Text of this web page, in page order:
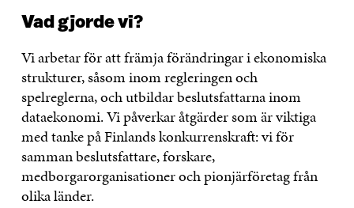
Vad gjorde vi?
Vi arbetar för att främja förändringar i ekonomiska
strukturer, såsom inom regleringen och
spelreglerna, och utbildar beslutsfattarna inom
dataekonomi. Vi påverkar åtgärder som är viktiga
med tanke på Finlands konkurrenskraft: vi för
samman beslutsfattare, forskare,
medborgarorganisationer och pionjärföretag från
olika länder.